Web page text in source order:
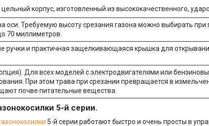
корпус, изготовленный из высококачественного,
оси. Требуемую высоту срезания газона можно выбирать
70 миллиметров.
ручки и практичная защелкивающаяся крышка для
Для всех моделей с электродвигателями или
При этом трава при срезании превращается в
почве питательные вещества.
5-й серии.
5-й серии работают быстро и очень просты в